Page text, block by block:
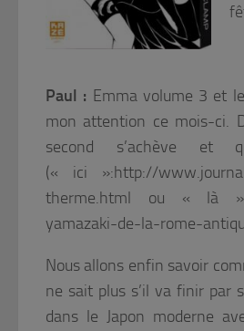
Paul : Emma volume 3 et
mon attention ce mois-ci.
second s’achève
(« ici »:http://
therme.html ou « là
yamazaki-de-la-rome-
Nous allons enfin savoir
ne sait plus s’il va finir par
dans le Japon moderne